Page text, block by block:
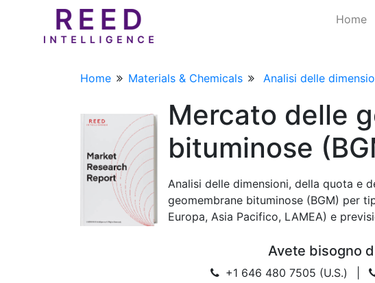
Home
Home Materials & Chemicals Analisi delle
Mercato delle
bituminose
Analisi delle dimensioni, della quota e
geomembrane bituminose (BGM) per
Europa, Asia Pacifico, LAMEA) e
Avete bisogno
+1 646 480 7505 (U.S.)